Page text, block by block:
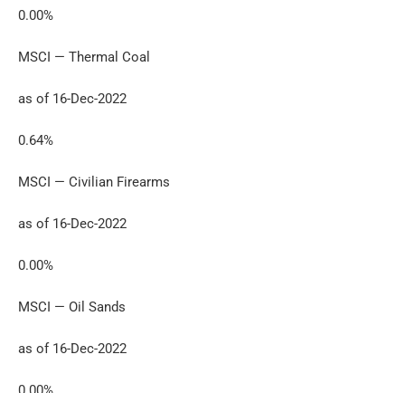
0.00%
MSCI — Thermal Coal
as of 16-Dec-2022
0.64%
MSCI — Civilian Firearms
as of 16-Dec-2022
0.00%
MSCI — Oil Sands
as of 16-Dec-2022